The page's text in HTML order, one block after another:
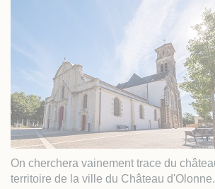
On cherchera vainement trace du
territoire de la ville du Château